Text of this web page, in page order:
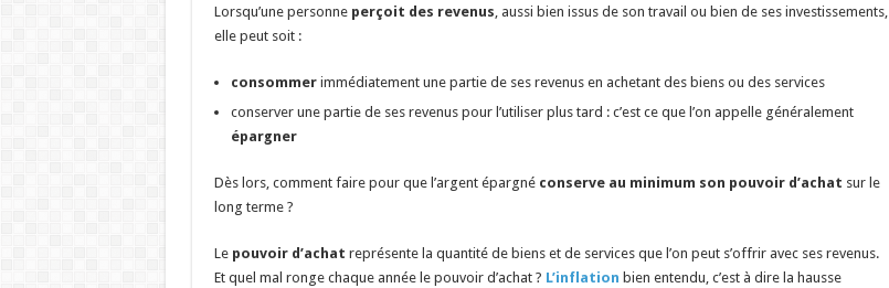
Lorsqu’une personne perçoit des revenus, aussi bien issus de son travail ou bien de ses investissements,
elle peut soit :
consommerimmédiatement une partie de ses revenus en achetant des biens ou des services
conserver une partie de ses revenus pour l’utiliser plus tard : c’est ce que l’on appelle généralement
épargner
Dès lors, comment faire pour que l’argent épargné conserve au minimum son pouvoir d’achat sur le
long terme ?
Le pouvoir d’achat représente la quantité de biens et de services que l’on peut s’offrir avec ses revenus.
Et quel mal ronge chaque année le pouvoir d’achat ? L’inflation bien entendu, c’est à dire la hausse